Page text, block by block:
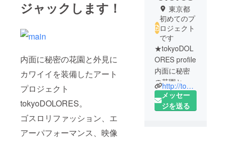
ジャックします！
内面に秘密の花園と外見に
カワイイを装備したアート
プロジェクト
tokyoDOLORES。
ゴスロリファッション、エ
アーパフォーマンス、映像
東京都
初めてのプ
ロジェクト
です
★tokyoDOL
ORES profile
内面に秘密
の花園と外
見にカワイ
イを装備し
http://tokyodolores.com
メッセー
ジを送る